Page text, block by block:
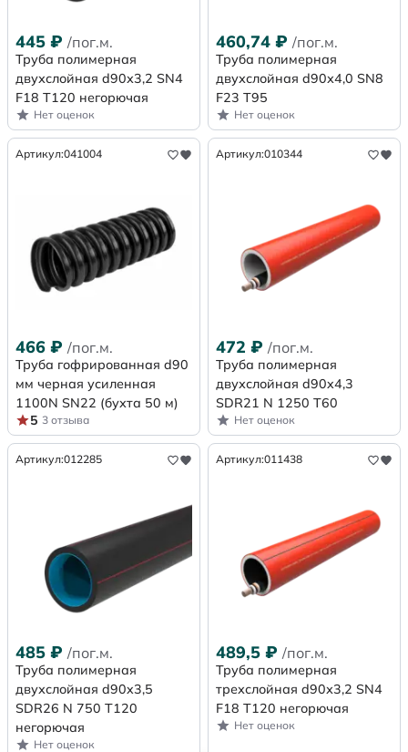
445 ₽ /пог.м.
Труба полимерная
двухслойная d90х3,2 SN4
F18 Т120 негорючая
Нет оценок
460,74 ₽ /пог.м.
Труба полимерная
двухслойная d90х4,0 SN8
F23 Т95
Нет оценок
Артикул:041004
466 ₽ /пог.м.
Труба гофрированная d90
мм черная усиленная
1100N SN22 (бухта 50 м)
5 3 отзыва
Артикул:010344
472 ₽ /пог.м.
Труба полимерная
двухслойная d90x4,3
SDR21 N 1250 Т60
Нет оценок
Артикул:012285
485 ₽ /пог.м.
Труба полимерная
двухслойная d90x3,5
SDR26 N 750 Т120
негорючая
Нет оценок
Артикул:011438
489,5 ₽ /пог.м.
Труба полимерная
трехслойная d90х3,2 SN4
F18 Т120 негорючая
Нет оценок